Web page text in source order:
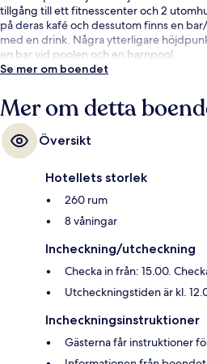
tillgång till ett fitnesscenter och 2
på deras kafé och dessutom finns en
med en drink. Några ytterligare
en bar vid poolen och en barnpool.
Se mer om boendet
Mer om detta
Översikt
Hotellets storlek
260 rum
8 våningar
Incheckning/utcheckning
Checka in från: 15.00.
Utcheckningstiden är kl.
Incheckningsinstruktioner
Gästerna får instruktioner